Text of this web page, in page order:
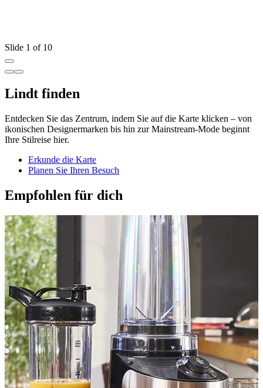
Slide 1 of 10
Lindt finden
Entdecken Sie das Zentrum, indem Sie auf die Karte klicken – von
ikonischen Designermarken bis hin zur Mainstream-Mode beginnt
Ihre Stilreise hier.
Erkunde die Karte
Planen Sie Ihren Besuch
Empfohlen für dich